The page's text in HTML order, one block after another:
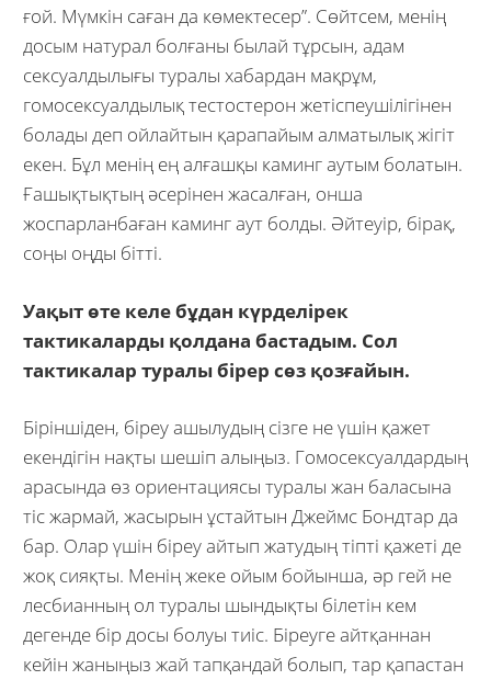
ғой. Мүмкін саған да көмектесер”. Сөйтсем, менің
досым натурал болғаны былай тұрсын, адам
сексуалдылығы туралы хабардан мақрұм,
гомосексуалдылық тестостерон жетіспеушілігінен
болады деп ойлайтын қарапайым алматылық жігіт
екен. Бұл менің ең алғашқы каминг аутым болатын.
Ғашықтықтың әсерінен жасалған, онша
жоспарланбаған каминг аут болды. Әйтеуір, бірақ,
соңы оңды бітті.
Уақыт өте келе бұдан күрделірек
тактикаларды қолдана бастадым. Сол
тактикалар туралы бірер сөз қозғайын.
Біріншіден, біреу ашылудың сізге не үшін қажет
екендігін нақты шешіп алыңыз. Гомосексуалдардың
арасында өз ориентациясы туралы жан баласына
тіс жармай, жасырын ұстайтын Джеймс Бондтар да
бар. Олар үшін біреу айтып жатудың тіпті қажеті де
жоқ сияқты. Менің жеке ойым бойынша, әр гей не
лесбианның ол туралы шындықты білетін кем
дегенде бір досы болуы тиіс. Біреуге айтқаннан
кейін жаныңыз жай тапқандай болып, тар қапастан